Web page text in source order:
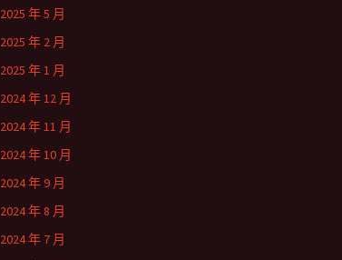
2025 年 5 月
2025 年 2 月
2025 年 1 月
2024 年 12 月
2024 年 11 月
2024 年 10 月
2024 年 9 月
2024 年 8 月
2024 年 7 月